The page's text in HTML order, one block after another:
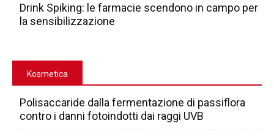
Drink Spiking: le farmacie scendono in campo per
la sensibilizzazione
Kosmetica
Polisaccaride dalla fermentazione di passiflora
contro i danni fotoindotti dai raggi UVB